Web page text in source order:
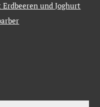
und Joghurt